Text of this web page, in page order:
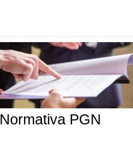
Normativa PGN